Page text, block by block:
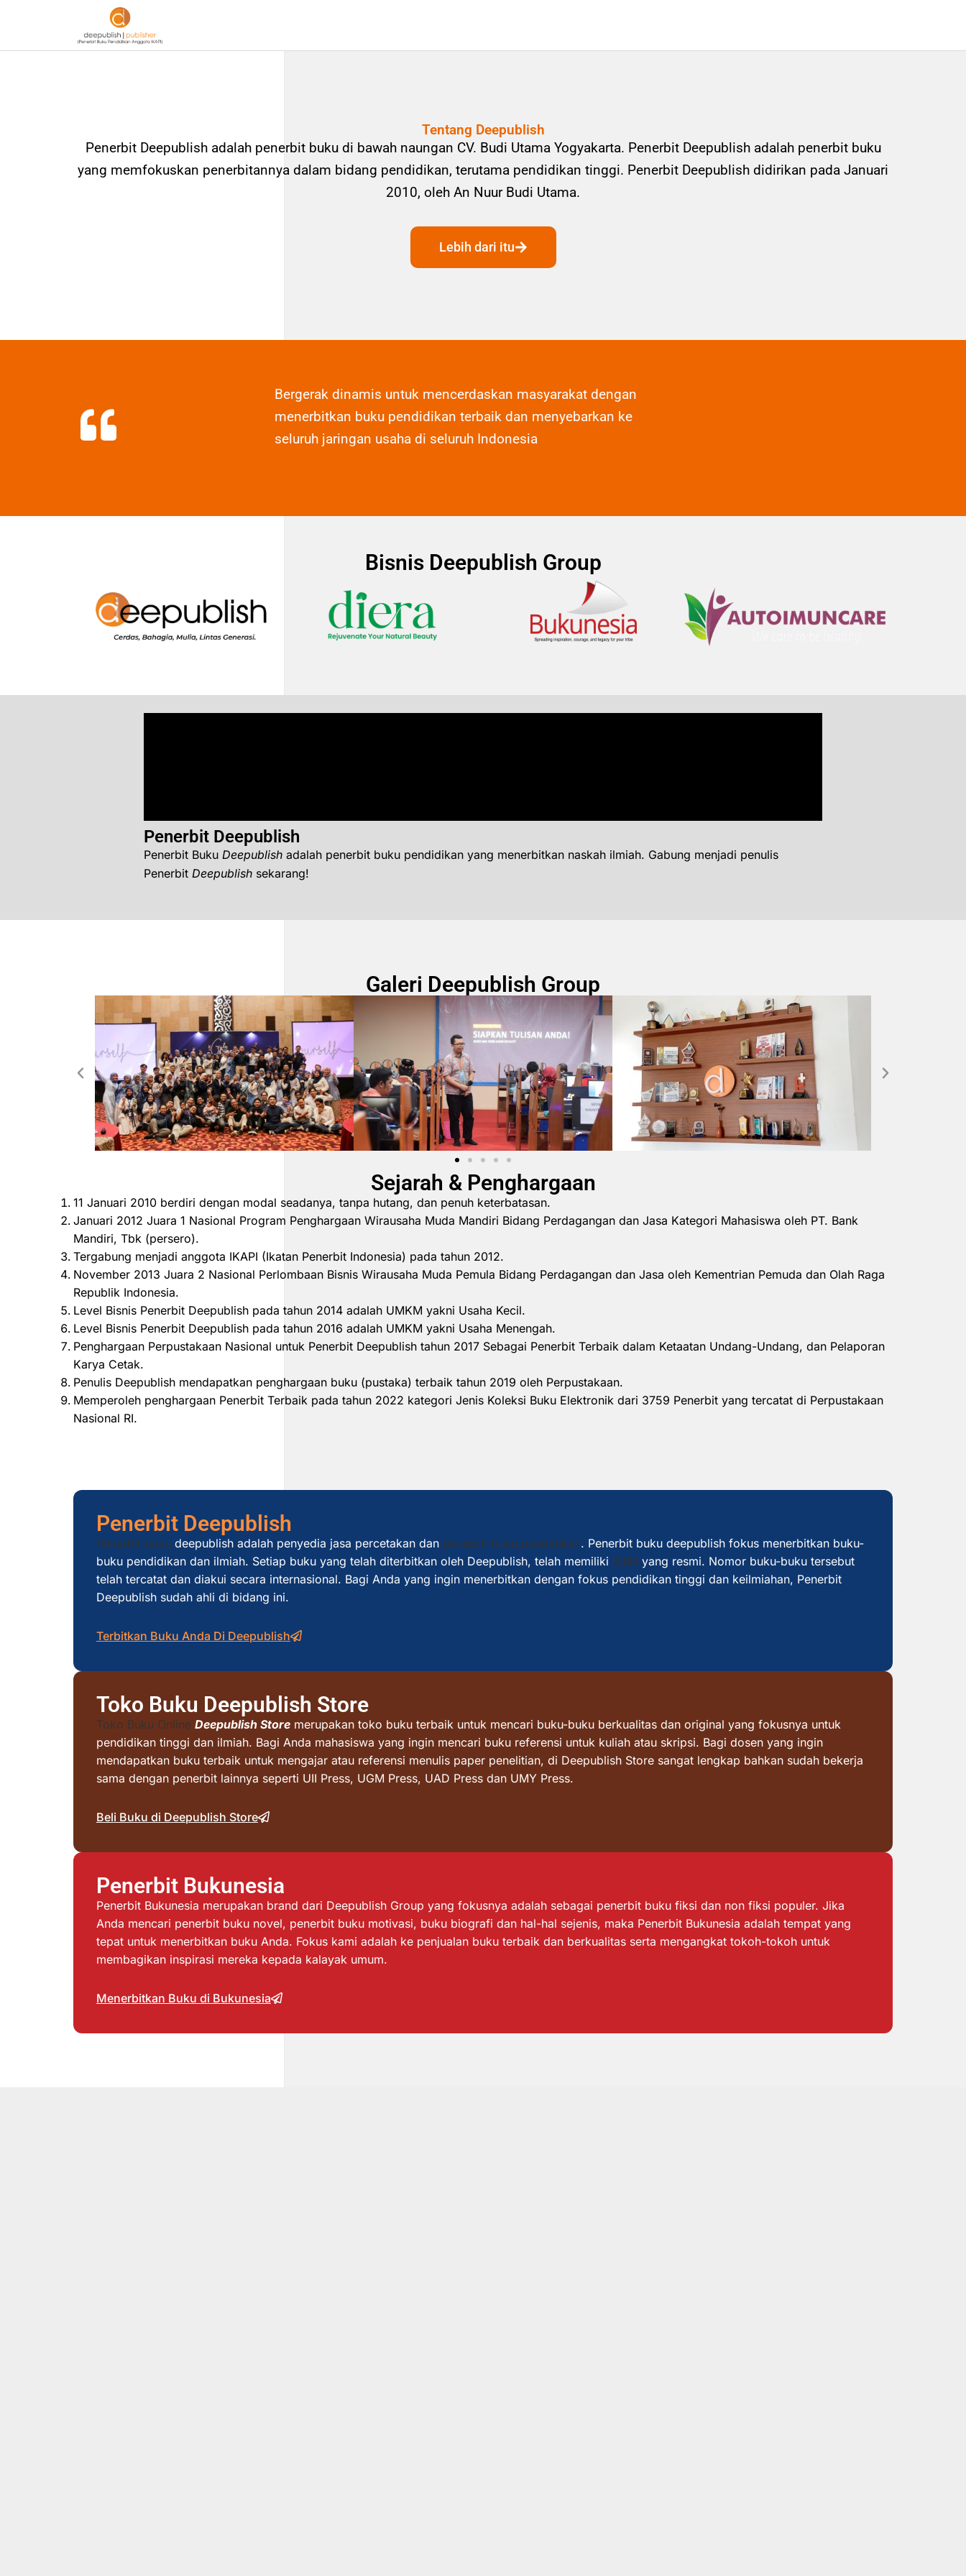
Tentang Deepublish
Penerbit Deepublish adalah penerbit buku di bawah naungan CV. Budi Utama Yogyakarta. Penerbit Deepublish adalah penerbit buku
yang memfokuskan penerbitannya dalam bidang pendidikan, terutama pendidikan tinggi. Penerbit Deepublish didirikan pada Januari
2010, oleh An Nuur Budi Utama.
Lebih dari itu
Bergerak dinamis untuk mencerdaskan masyarakat dengan
menerbitkan buku pendidikan terbaik dan menyebarkan ke
seluruh jaringan usaha di seluruh Indonesia
Bisnis Deepublish Group
Penerbit Deepublish
Penerbit Buku Deepublish adalah penerbit buku pendidikan yang menerbitkan naskah ilmiah. Gabung menjadi penulis
Penerbit Deepublish sekarang!
Galeri Deepublish Group
Sejarah & Penghargaan
11 Januari 2010 berdiri dengan modal seadanya, tanpa hutang, dan penuh keterbatasan.
Januari 2012 Juara 1 Nasional Program Penghargaan Wirausaha Muda Mandiri Bidang Perdagangan dan Jasa Kategori Mahasiswa oleh PT. Bank
Mandiri, Tbk (persero).
Tergabung menjadi anggota IKAPI (Ikatan Penerbit Indonesia) pada tahun 2012.
November 2013 Juara 2 Nasional Perlombaan Bisnis Wirausaha Muda Pemula Bidang Perdagangan dan Jasa oleh Kementrian Pemuda dan Olah Raga
Republik Indonesia.
Level Bisnis Penerbit Deepublish pada tahun 2014 adalah UMKM yakni Usaha Kecil.
Level Bisnis Penerbit Deepublish pada tahun 2016 adalah UMKM yakni Usaha Menengah.
Penghargaan Perpustakaan Nasional untuk Penerbit Deepublish tahun 2017 Sebagai Penerbit Terbaik dalam Ketaatan Undang-Undang, dan Pelaporan
Karya Cetak.
Penulis Deepublish mendapatkan penghargaan buku (pustaka) terbaik tahun 2019 oleh Perpustakaan.
Memperoleh penghargaan Penerbit Terbaik pada tahun 2022 kategori Jenis Koleksi Buku Elektronik dari 3759 Penerbit yang tercatat di Perpustakaan
Nasional RI.
Penerbit Deepublish
Penerbit buku deepublish adalah penyedia jasa percetakan dan penerbit buku pendidikan. Penerbit buku deepublish fokus menerbitkan buku-
buku pendidikan dan ilmiah. Setiap buku yang telah diterbitkan oleh Deepublish, telah memiliki ISBN yang resmi. Nomor buku-buku tersebut
telah tercatat dan diakui secara internasional. Bagi Anda yang ingin menerbitkan dengan fokus pendidikan tinggi dan keilmiahan, Penerbit
Deepublish sudah ahli di bidang ini.
Terbitkan Buku Anda Di Deepublish
Toko Buku Deepublish Store
Toko Buku Online Deepublish Store merupakan toko buku terbaik untuk mencari buku-buku berkualitas dan original yang fokusnya untuk
pendidikan tinggi dan ilmiah. Bagi Anda mahasiswa yang ingin mencari buku referensi untuk kuliah atau skripsi. Bagi dosen yang ingin
mendapatkan buku terbaik untuk mengajar atau referensi menulis paper penelitian, di Deepublish Store sangat lengkap bahkan sudah bekerja
sama dengan penerbit lainnya seperti UII Press, UGM Press, UAD Press dan UMY Press.
Beli Buku di Deepublish Store
Penerbit Bukunesia
Penerbit Bukunesia merupakan brand dari Deepublish Group yang fokusnya adalah sebagai penerbit buku fiksi dan non fiksi populer. Jika
Anda mencari penerbit buku novel, penerbit buku motivasi, buku biografi dan hal-hal sejenis, maka Penerbit Bukunesia adalah tempat yang
tepat untuk menerbitkan buku Anda. Fokus kami adalah ke penjualan buku terbaik dan berkualitas serta mengangkat tokoh-tokoh untuk
membagikan inspirasi mereka kepada kalayak umum.
Menerbitkan Buku di Bukunesia